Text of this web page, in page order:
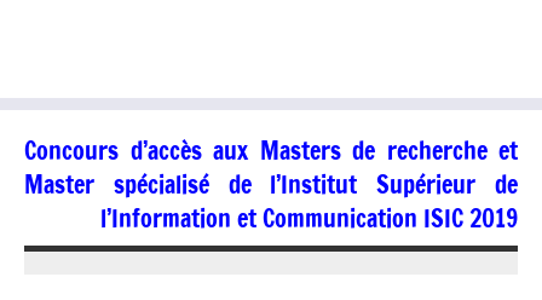
Concours d’accès aux Masters de recherche et
Master spécialisé de l’Institut Supérieur de
l’Information et Communication ISIC 2019